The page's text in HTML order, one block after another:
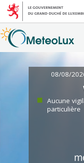
08/08/
Aucune
particulière